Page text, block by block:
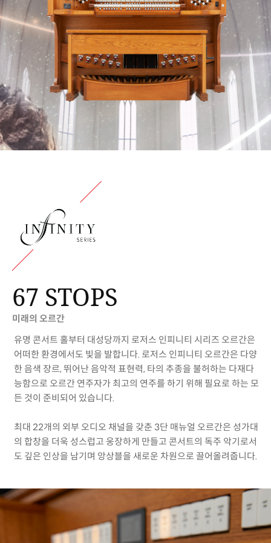
67 STOPS
미래의 오르간
유명 콘서트 홀부터 대성당까지 로저스 인피니티 시리즈 오르간은
어떠한 환경에서도 빛을 발합니다. 로저스 인피니티 오르간은 다양
한 음색 장르, 뛰어난 음악적 표현력, 타의 추종을 불허하는 다재다
능함으로 오르간 연주자가 최고의 연주를 하기 위해 필요로 하는 모
든 것이 준비되어 있습니다.
최대 22개의 외부 오디오 채널을 갖춘 3단 매뉴얼 오르간은 성가대
의 합창을 더욱 성스럽고 웅장하게 만들고 콘서트의 독주 악기로서
도 깊은 인상을 남기며 앙상블을 새로운 차원으로 끌어올려줍니다.